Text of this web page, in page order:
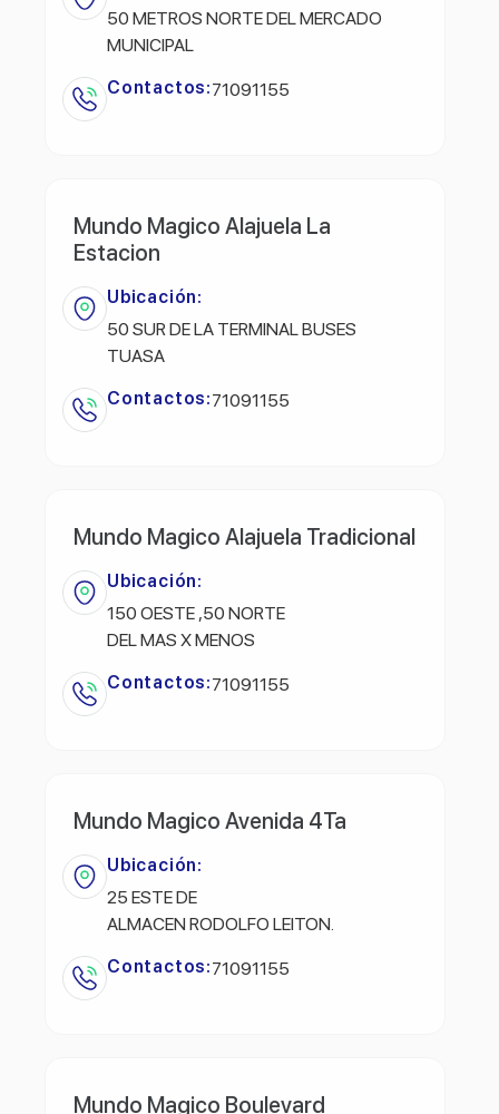
50 METROS NORTE DEL MERCADO
MUNICIPAL
Contactos:71091155
Mundo Magico Alajuela La
Estacion
Ubicación:
50 SUR DE LA TERMINAL BUSES
TUASA
Contactos:71091155
Mundo Magico Alajuela Tradicional
Ubicación:
150 OESTE ,50 NORTE
DEL MAS X MENOS
Contactos:71091155
Mundo Magico Avenida 4Ta
Ubicación:
25 ESTE DE
ALMACEN RODOLFO LEITON.
Contactos:71091155
Mundo Magico Boulevard